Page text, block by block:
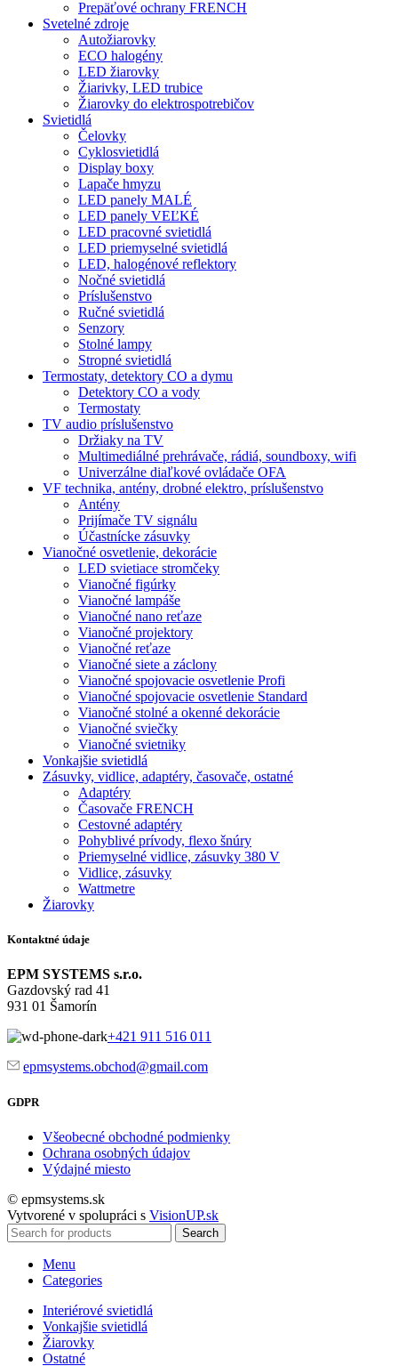
Prepäťové ochrany FRENCH
Svetelné zdroje
Autožiarovky
ECO halogény
LED žiarovky
Žiarivky, LED trubice
Žiarovky do elektrospotrebičov
Svietidlá
Čelovky
Cyklosvietidlá
Display boxy
Lapače hmyzu
LED panely MALÉ
LED panely VEĽKÉ
LED pracovné svietidlá
LED priemyselné svietidlá
LED, halogénové reflektory
Nočné svietidlá
Príslušenstvo
Ručné svietidlá
Senzory
Stolné lampy
Stropné svietidlá
Termostaty, detektory CO a dymu
Detektory CO a vody
Termostaty
TV audio príslušenstvo
Držiaky na TV
Multimediálné prehrávače, rádiá, soundboxy, wifi
Univerzálne diaľkové ovládače OFA
VF technika, antény, drobné elektro, príslušenstvo
Antény
Prijímače TV signálu
Účastnícke zásuvky
Vianočné osvetlenie, dekorácie
LED svietiace stromčeky
Vianočné figúrky
Vianočné lampáše
Vianočné nano reťaze
Vianočné projektory
Vianočné reťaze
Vianočné siete a záclony
Vianočné spojovacie osvetlenie Profi
Vianočné spojovacie osvetlenie Standard
Vianočné stolné a okenné dekorácie
Vianočné sviečky
Vianočné svietniky
Vonkajšie svietidlá
Zásuvky, vidlice, adaptéry, časovače, ostatné
Adaptéry
Časovače FRENCH
Cestovné adaptéry
Pohyblivé prívody, flexo šnúry
Priemyselné vidlice, zásuvky 380 V
Vidlice, zásuvky
Wattmetre
Žiarovky
Kontaktné údaje
EPM SYSTEMS s.r.o.
Gazdovský rad 41
931 01 Šamorín
+421 911 516 011
epmsystems.obchod@gmail.com
GDPR
Všeobecné obchodné podmienky
Ochrana osobných údajov
Výdajné miesto
© epmsystems.sk
Vytvorené v spolupráci s VisionUP.sk
Search
Menu
Categories
Interiérové svietidlá
Vonkajšie svietidlá
Žiarovky
Ostatné